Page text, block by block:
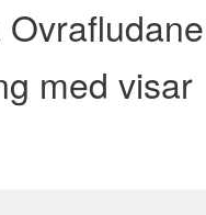
med visar